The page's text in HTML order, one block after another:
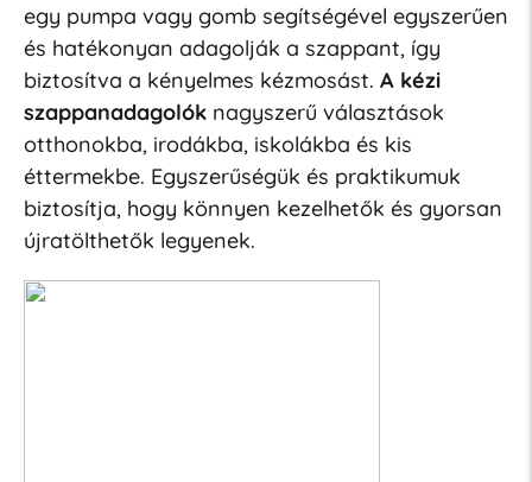
egy pumpa vagy gomb segítségével egyszerűen
és hatékonyan adagolják a szappant, így
biztosítva a kényelmes kézmosást. A kézi
szappanadagolóknagyszerű választások
otthonokba, irodákba, iskolákba és kis
éttermekbe. Egyszerűségük és praktikumuk
biztosítja, hogy könnyen kezelhetők és gyorsan
újratölthetők legyenek.